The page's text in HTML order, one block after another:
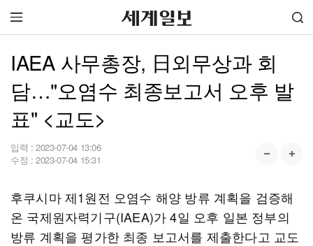
IAEA 사무총장, 日외무상과 회
담…"오염수 최종보고서 오후 발
표" <교도>
입력 : 2023-07-04 13:06
수정 : 2023-07-04 15:31
후쿠시마 제1원전 오염수 해양 방류 계획을 검증해
온 국제원자력기구(IAEA)가 4일 오후 일본 정부의
방류 계획을 평가한 최종 보고서를 제출한다고 교도